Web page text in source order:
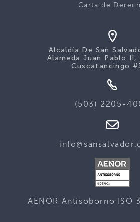
Carta de
Alcaldía De San
Alameda Juan Pablo II,
Cuscatancingo
(503) 2205-
AENOR Antisoborno ISO